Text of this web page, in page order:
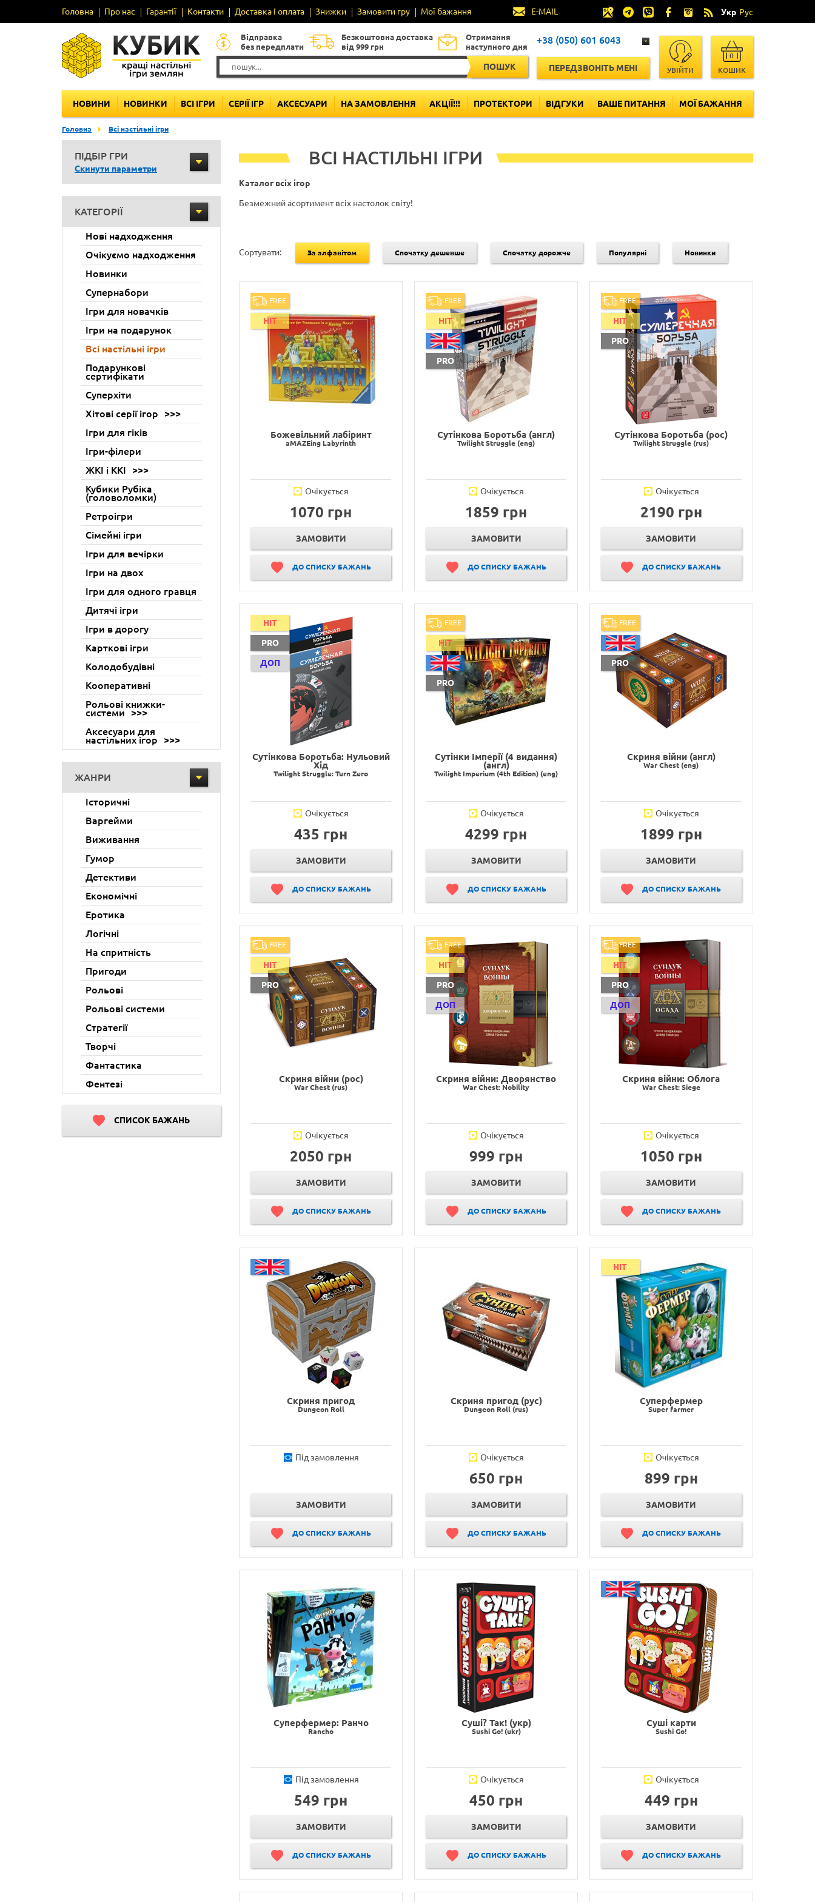
Головна Про нас Гарантії Контакти Доставка і оплата Знижки Замовити гру Мої бажання E-MAIL Укр Рус
Відправка
без передплати
Безкоштовна доставка
від 999 грн
Отримання
наступного дня
ПОШУК
+38 (050) 601 6043
ПЕРЕДЗВОНІТЬ МЕНІ УВІЙТИ КОШИК
0
НОВИНИ НОВИНКИ ВСІ ІГРИ СЕРІЇ ІГР АКСЕСУАРИ НА ЗАМОВЛЕННЯ АКЦІЇ!!! ПРОТЕКТОРИ ВІДГУКИ ВАШЕ ПИТАННЯ МОЇ БАЖАННЯ
Головна Всі настільні ігри
ПІДБІР ГРИ
Скинути параметри
КАТЕГОРІЇ
Нові надходження
Очікуємо надходження
Новинки
Супернабори
Ігри для новачків
Ігри на подарунок
Всі настільні ігри
Подарункові
сертифікати
Суперхіти
Хітові серії ігор
Ігри для гіків
Ігри-філери
ЖКІ і ККІ
Кубики Рубіка
(головоломки)
Ретроігри
Сімейні ігри
Ігри для вечірки
Ігри на двох
Ігри для одного гравця
Дитячі ігри
Ігри в дорогу
Карткові ігри
Колодобудівні
Кооперативні
Рольові книжки-
системи
Аксесуари для
настільних ігор
ЖАНРИ
Історичні
Варгейми
Виживання
Гумор
Детективи
Економічні
Еротика
Логічні
На спритність
Пригоди
Рольові
Рольові системи
Стратегії
Творчі
Фантастика
Фентезі
СПИСОК БАЖАНЬ
ВСІ НАСТІЛЬНІ ІГРИ
Каталог всіх ігор
Безмежний асортимент всіх настолок світу!
Сортувати: За алфавітом Спочатку дешевше Спочатку дорожче Популярні Новинки
FREE
HIT
Божевільний лабіринт
aMAZEing Labyrinth
Очікується
1070 грн
ЗАМОВИТИ
ДО СПИСКУ БАЖАНЬ
FREE
HIT
PRO
Сутінкова Боротьба (англ)
Twilight Struggle (eng)
Очікується
1859 грн
ЗАМОВИТИ
ДО СПИСКУ БАЖАНЬ
FREE
HIT
PRO
Сутінкова Боротьба (рос)
Twilight Struggle (rus)
Очікується
2190 грн
ЗАМОВИТИ
ДО СПИСКУ БАЖАНЬ
HIT
PRO
ДОП
Сутінкова Боротьба: Нульовий
Хід
Twilight Struggle: Turn Zero
Очікується
435 грн
ЗАМОВИТИ
ДО СПИСКУ БАЖАНЬ
FREE
HIT
PRO
Сутінки Імперії (4 видання)
(англ)
Twilight Imperium (4th Edition) (eng)
Очікується
4299 грн
ЗАМОВИТИ
ДО СПИСКУ БАЖАНЬ
FREE
PRO
Скриня війни (англ)
War Chest (eng)
Очікується
1899 грн
ЗАМОВИТИ
ДО СПИСКУ БАЖАНЬ
FREE
HIT
PRO
Скриня війни (рос)
War Chest (rus)
Очікується
2050 грн
ЗАМОВИТИ
ДО СПИСКУ БАЖАНЬ
FREE
HIT
PRO
ДОП
Скриня війни: Дворянство
War Chest: Nobility
Очікується
999 грн
ЗАМОВИТИ
ДО СПИСКУ БАЖАНЬ
FREE
HIT
PRO
ДОП
Скриня війни: Облога
War Chest: Siege
Очікується
1050 грн
ЗАМОВИТИ
ДО СПИСКУ БАЖАНЬ
Скриня пригод
Dungeon Roll
Під замовлення
ЗАМОВИТИ
ДО СПИСКУ БАЖАНЬ
Скриня пригод (рус)
Dungeon Roll (rus)
Очікується
650 грн
ЗАМОВИТИ
ДО СПИСКУ БАЖАНЬ
HIT
Суперфермер
Super farmer
Очікується
899 грн
ЗАМОВИТИ
ДО СПИСКУ БАЖАНЬ
Суперфермер: Ранчо
Rancho
Під замовлення
549 грн
ЗАМОВИТИ
ДО СПИСКУ БАЖАНЬ
Суші? Так! (укр)
Sushi Go! (ukr)
Очікується
450 грн
ЗАМОВИТИ
ДО СПИСКУ БАЖАНЬ
Суші карти
Sushi Go!
Очікується
449 грн
ЗАМОВИТИ
ДО СПИСКУ БАЖАНЬ